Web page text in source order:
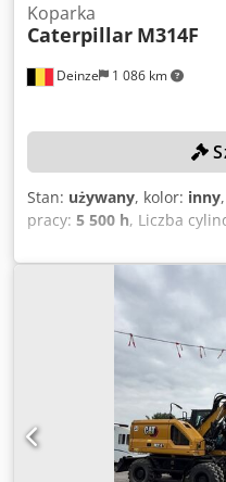
Deinze 1 086 km
Koparka
Caterpillar M314F
Stan: używany, kolor: inny
pracy: 5 500 h, Liczba
Szerokość: 255 cm
Numer seryjny:
potwierdzające
Data pierwszej rejestracji:
5500 godzin Silnik:
Moc: 110 kW Pojemność
5,03 m Maksymalny
Prędkość jazdy: do 37 km/
normą CE: tak
wysięgnik Dodatkowe
szybkozłącze Credezrv